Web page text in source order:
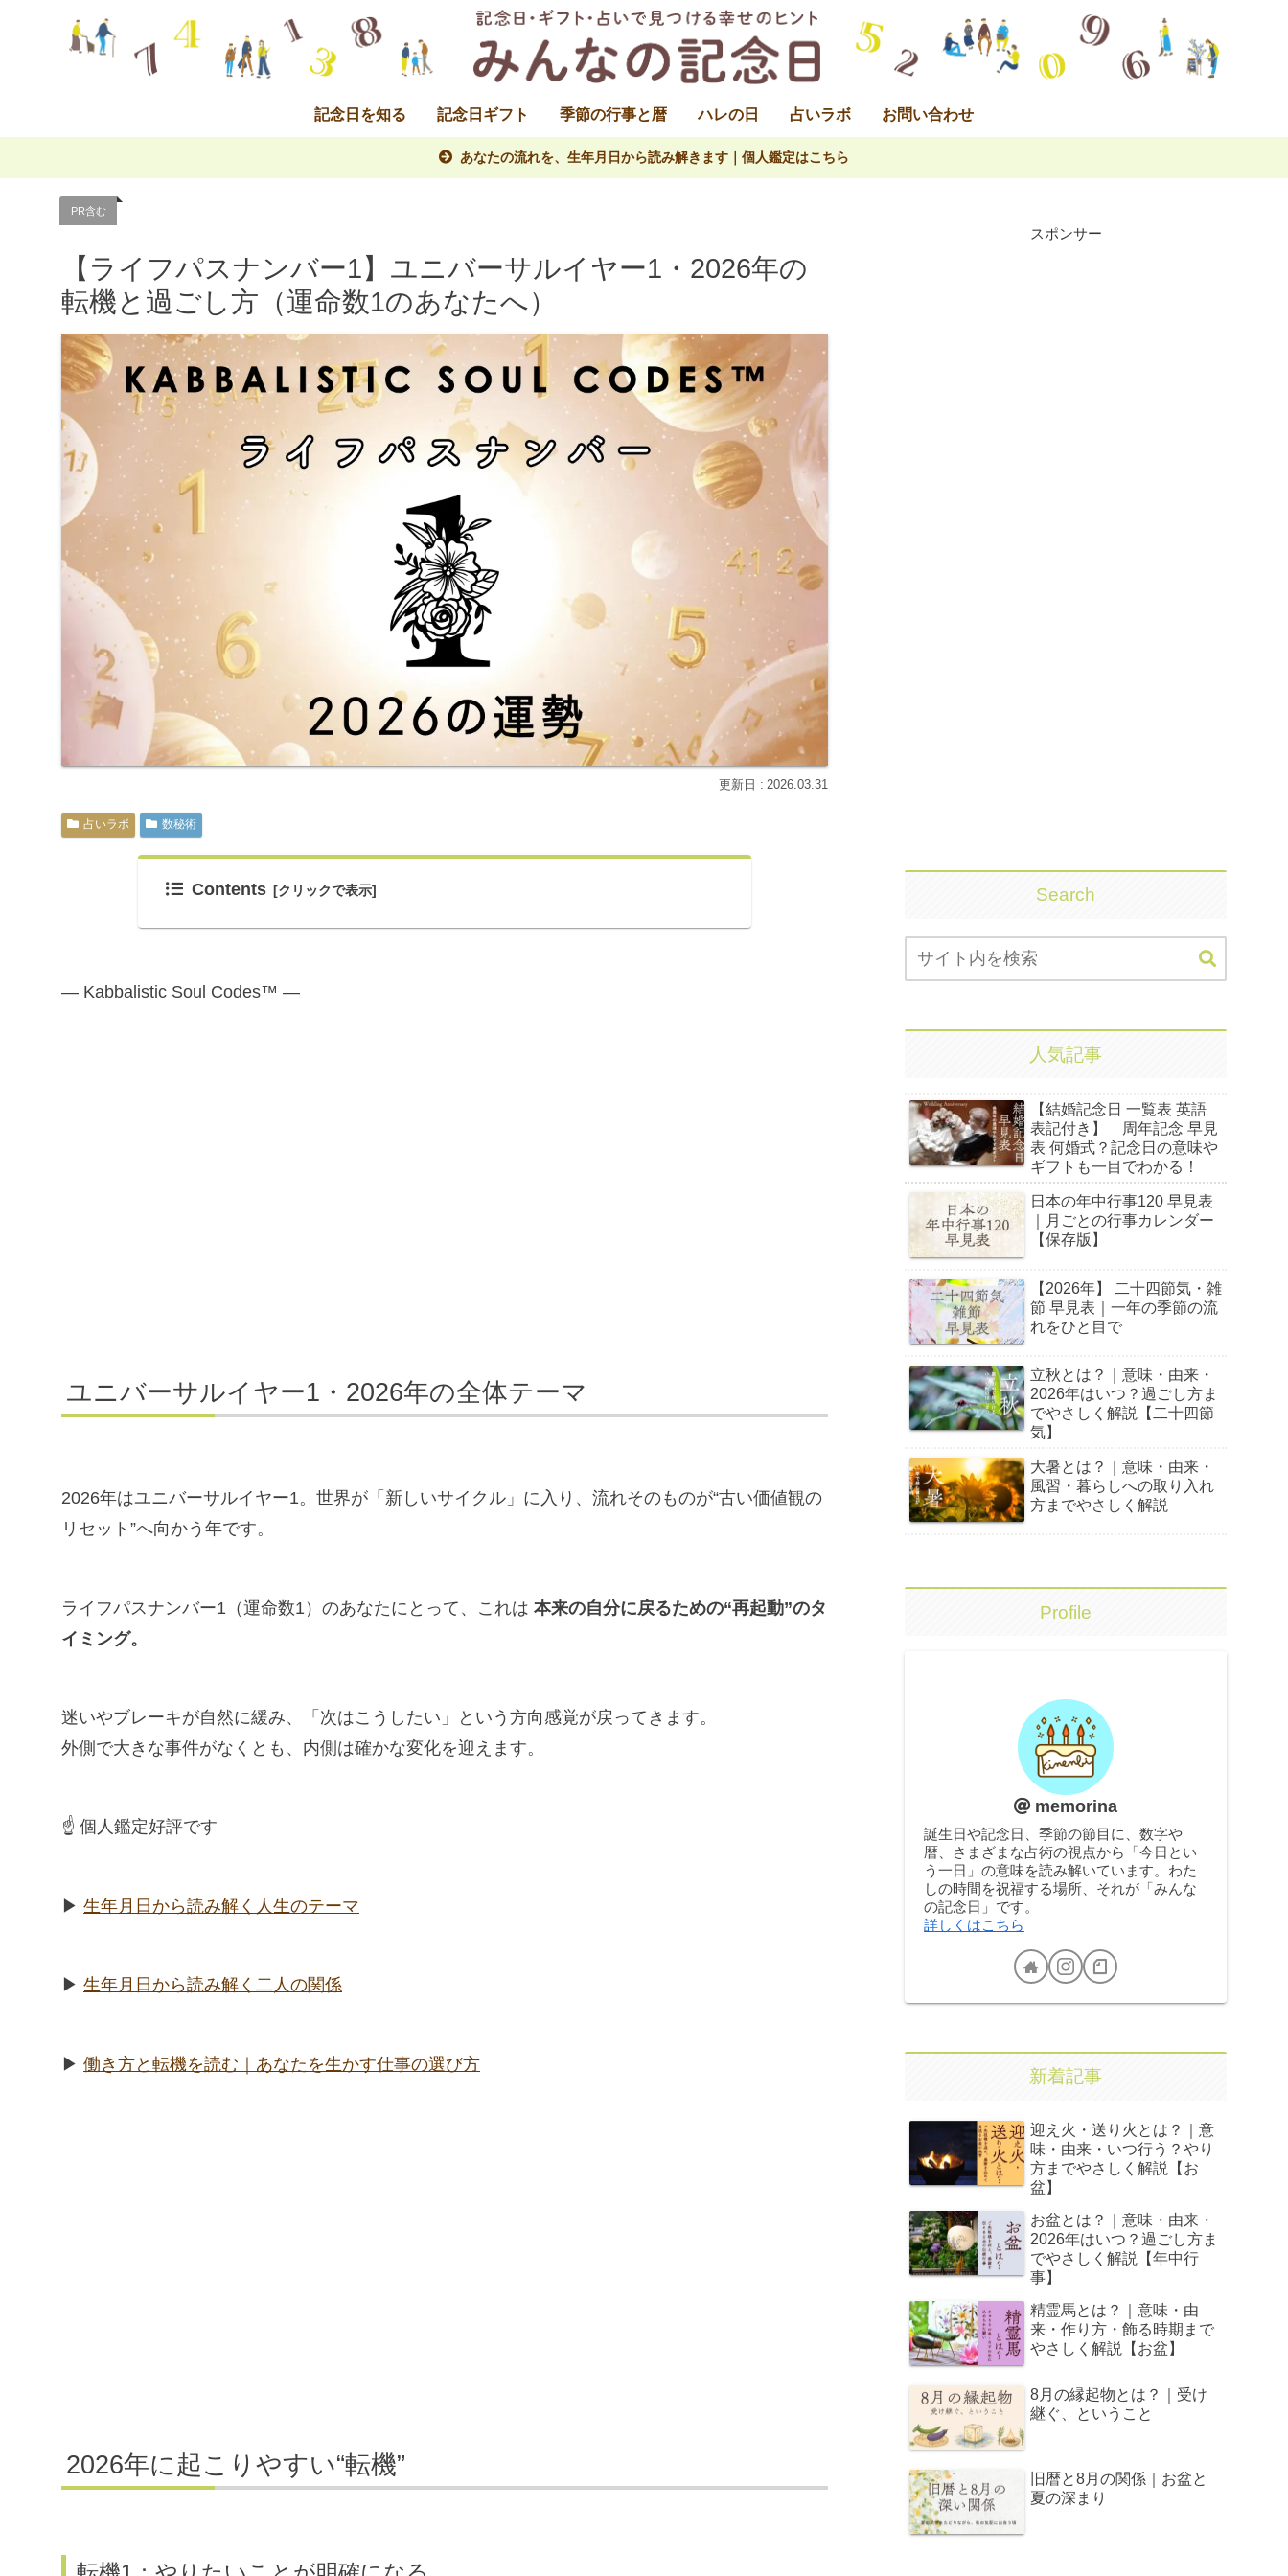
記念日を知る 記念日ギフト 季節の行事と暦 ハレの日 占いラボ お問い合わせ
あなたの流れを、生年月日から読み解きます｜個人鑑定はこちら
PR含む
【ライフパスナンバー1】ユニバーサルイヤー1・2026年の
転機と過ごし方（運命数1のあなたへ）
2026.03.31
占いラボ 数秘術
Contents
— Kabbalistic Soul Codes™ —
ユニバーサルイヤー1・2026年の全体テーマ
2026年はユニバーサルイヤー1。世界が「新しいサイクル」に入り、流れそのものが“古い価値観の
リセット”へ向かう年です。
ライフパスナンバー1（運命数1）のあなたにとって、これは 本来の自分に戻るための“再起動”のタ
イミング。
迷いやブレーキが自然に緩み、「次はこうしたい」という方向感覚が戻ってきます。
外側で大きな事件がなくとも、内側は確かな変化を迎えます。
☝️ 個人鑑定好評です
▶︎ 生年月日から読み解く人生のテーマ
▶︎ 生年月日から読み解く二人の関係
▶︎ 働き方と転機を読む｜あなたを生かす仕事の選び方
2026年に起こりやすい“転機”
スポンサー
Search
人気記事
【結婚記念日 一覧表 英語
表記付き】 周年記念 早見
表 何婚式？記念日の意味や
ギフトも一目でわかる！
日本の年中行事120 早見表
｜月ごとの行事カレンダー
【保存版】
【2026年】 二十四節気・雑
節 早見表｜一年の季節の流
れをひと目で
立秋とは？｜意味・由来・
2026年はいつ？過ごし方ま
でやさしく解説【二十四節
気】
大暑とは？｜意味・由来・
風習・暮らしへの取り入れ
方までやさしく解説
Profile
memorina
誕生日や記念日、季節の節目に、数字や
暦、さまざまな占術の視点から「今日とい
う一日」の意味を読み解いています。わた
しの時間を祝福する場所、それが「みんな
の記念日」です。
詳しくはこちら
新着記事
迎え火・送り火とは？｜意
味・由来・いつ行う？やり
方までやさしく解説【お
盆】
お盆とは？｜意味・由来・
2026年はいつ？過ごし方ま
でやさしく解説【年中行
事】
精霊馬とは？｜意味・由
来・作り方・飾る時期まで
やさしく解説【お盆】
8月の縁起物とは？｜受け
継ぐ、ということ
旧暦と8月の関係｜お盆と
夏の深まり